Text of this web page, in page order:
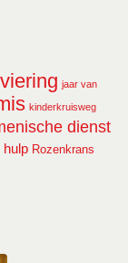
jaar van
kinderkruisweg
dienst
hulp Rozenkrans